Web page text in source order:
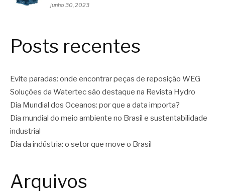
junho 30, 2023
Posts recentes
Evite paradas: onde encontrar peças de reposição WEG
Soluções da Watertec são destaque na Revista Hydro
Dia Mundial dos Oceanos: por que a data importa?
Dia mundial do meio ambiente no Brasil e sustentabilidade
industrial
Dia da indústria: o setor que move o Brasil
Arquivos